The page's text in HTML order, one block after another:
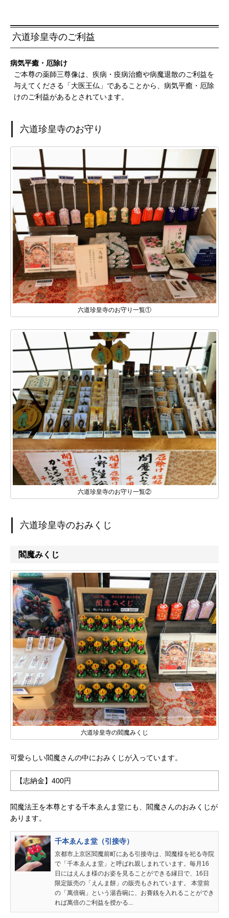
六道珍皇寺のご利益
病気平癒・厄除け
ご本尊の薬師三尊像は、疾病・疫病治癒や病魔退散のご利益を
与えてくださる「大医王仏」であることから、病気平癒・厄除
けのご利益があるとされています。
六道珍皇寺のお守り
六道珍皇寺のお守り一覧①
六道珍皇寺のお守り一覧②
六道珍皇寺のおみくじ
閻魔みくじ
六道珍皇寺の閻魔みくじ
可愛らしい閻魔さんの中におみくじが入っています。
【志納金】400円
閻魔法王を本尊とする千本ゑんま堂にも、閻魔さんのおみくじが
あります。
千本ゑんま堂（引接寺）
京都市上京区閻魔前町にある引接寺は、閻魔様を祀る寺院
で「千本ゑんま堂」と呼ばれ親しまれています。毎月16
日にはえんま様のお姿を見ることができる縁日で、16日
限定販売の「えんま餅」の販売もされています。 本堂前
の「萬倍碗」という湯呑碗に、お賽銭を入れることができ
れば萬倍のご利益を授かる...